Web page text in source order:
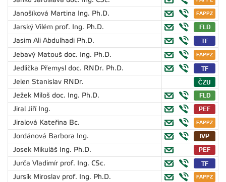
Janošíková Martina Ing. Ph.D.
Jarský Vilém prof. Ing. Ph.D.
Jasim Ali Abdulhadi Ph.D.
Jebavý Matouš doc. Ing. Ph.D.
Jedlička Přemysl doc. RNDr. Ph.D.
Jelen Stanislav RNDr.
Ježek Miloš doc. Ing. Ph.D.
Jiral Jiří Ing.
Jiralová Kateřina Bc.
Jordánová Barbora Ing.
Josek Mikuláš Ing. Ph.D.
Jurča Vladimír prof. Ing. CSc.
Jursík Miroslav prof. Ing. Ph.D.